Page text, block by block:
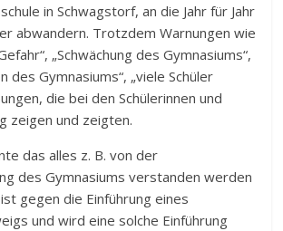
in Schwagstorf, an die Jahr für Jahr
abwandern. Trotzdem Warnungen wie
„Schwächung des Gymnasiums“,
des Gymnasiums“, „viele Schüler
die bei den Schülerinnen und
zeigen und zeigten.
das alles z. B. von der
des Gymnasiums verstanden werden
gegen die Einführung eines
und wird eine solche Einführung